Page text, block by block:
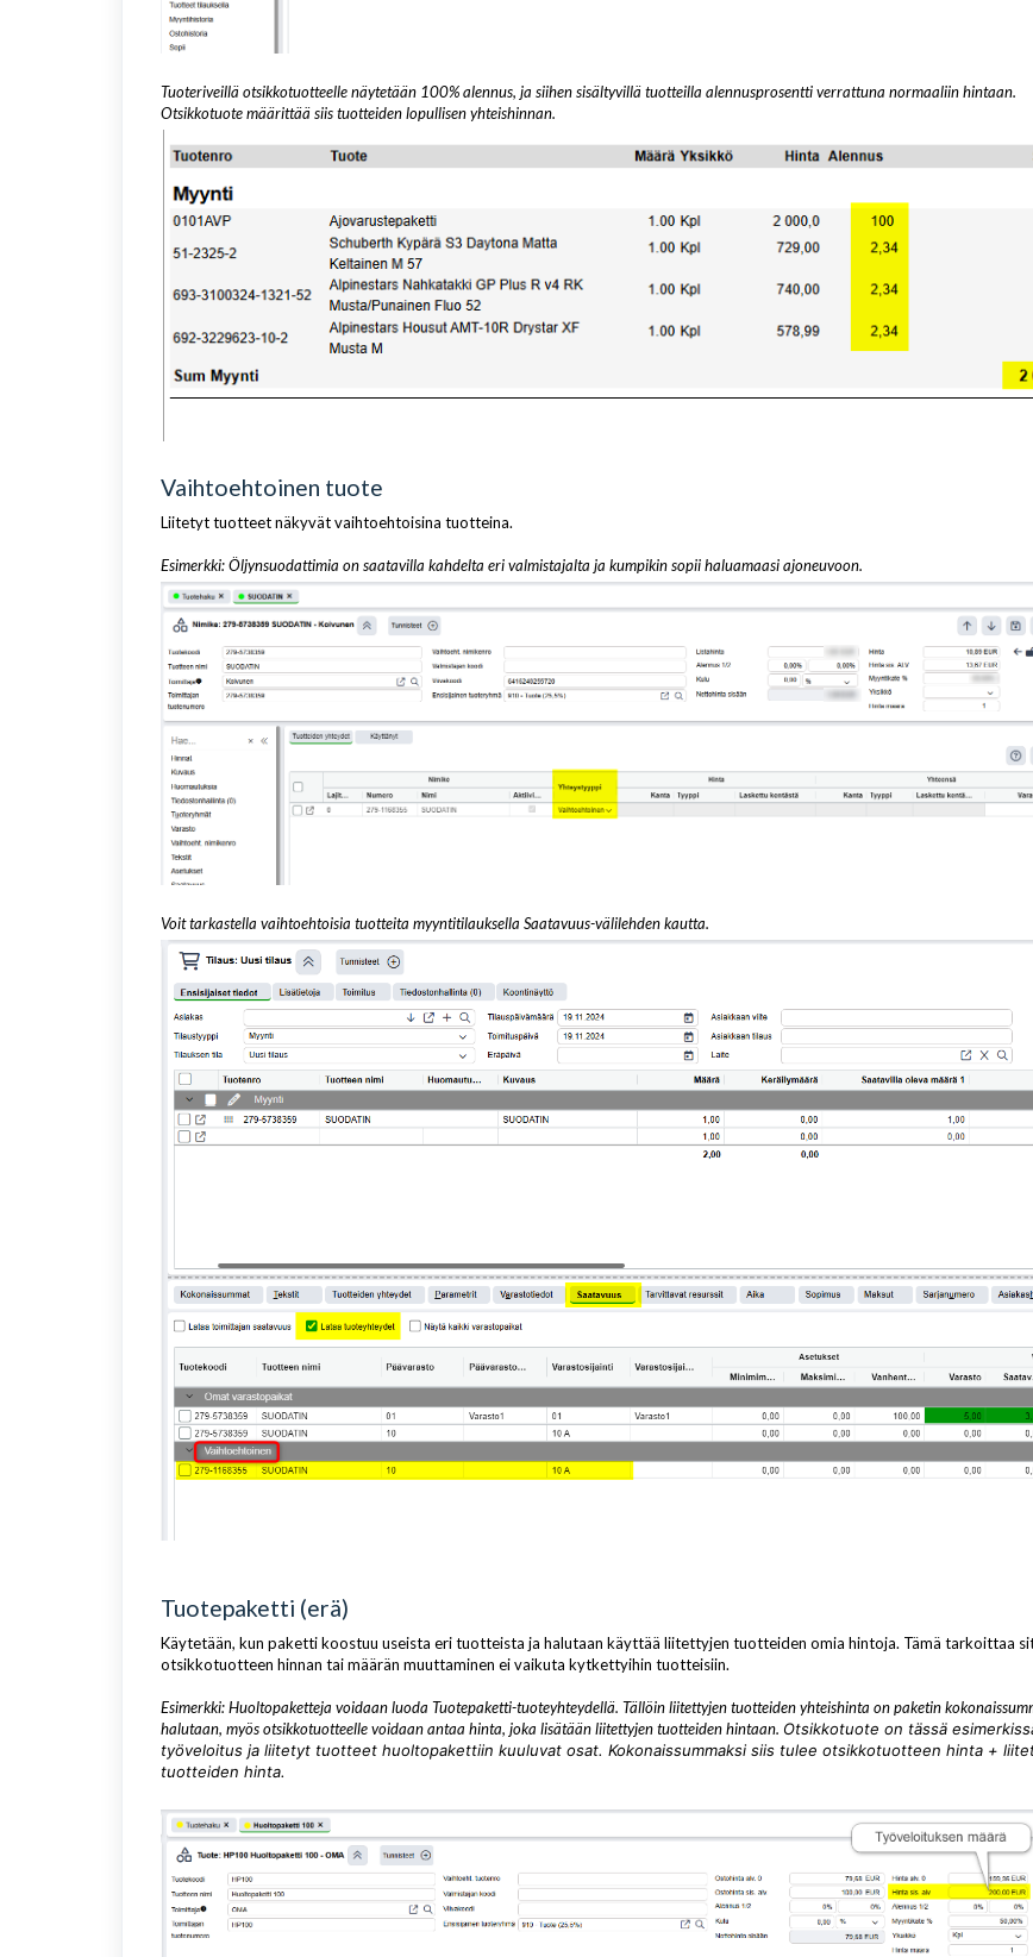
Tuoteriveillä otsikkotuotteelle näytetään 100% alennus, ja siihen sisältyvillä tuotteilla alennusprosentti verrattuna normaaliin hintaan.
Otsikkotuote määrittää siis tuotteiden lopullisen yhteishinnan.
Vaihtoehtoinen tuote
Liitetyt tuotteet näkyvät vaihtoehtoisina tuotteina.
Esimerkki: Öljynsuodattimia on saatavilla kahdelta eri valmistajalta ja kumpikin sopii haluamaasi ajoneuvoon.
Voit tarkastella vaihtoehtoisia tuotteita myyntitilauksella Saatavuus-välilehden kautta.
Tuotepaketti (erä)
Käytetään, kun paketti koostuu useista eri tuotteista ja halutaan käyttää liitettyjen tuotteiden omia hintoja. Tämä tarkoittaa
otsikkotuotteen hinnan tai määrän muuttaminen ei vaikuta kytkettyihin tuotteisiin.
Esimerkki: Huoltopaketteja voidaan luoda Tuotepaketti-tuoteyhteydellä. Tällöin liitettyjen tuotteiden yhteishinta on paketin
halutaan, myös otsikkotuotteelle voidaan antaa hinta, joka lisätään liitettyjen tuotteiden hintaan. Otsikkotuote on tässä
työveloitus ja liitetyt tuotteet huoltopakettiin kuuluvat osat. Kokonaissummaksi siis tulee otsikkotuotteen hinta +
tuotteiden hinta.